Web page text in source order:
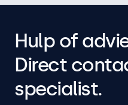
Hulp of
Direct
specialist.